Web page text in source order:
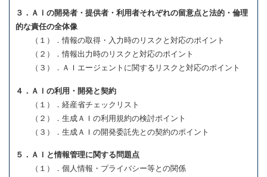
３．ＡＩの開発者・提供者・利用者それぞれの留意点と法的・倫理
的な責任の全体像
（１）．情報の取得・入力時のリスクと対応のポイント
（２）．情報出力時のリスクと対応のポイント
（３）．ＡＩエージェントに関するリスクと対応のポイント
４．ＡＩの利用・開発と契約
（１）．経産省チェックリスト
（２）．生成ＡＩの利用規約の検討ポイント
（３）．生成ＡＩの開発委託先との契約のポイント
５．ＡＩと情報管理に関する問題点
（１）．個人情報・プライバシー等との関係